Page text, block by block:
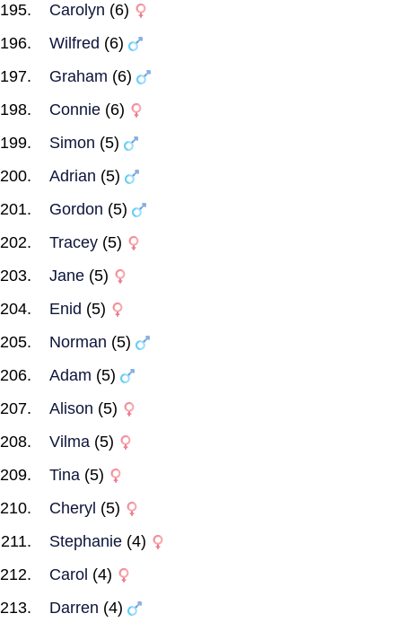
Carolyn (6)
Wilfred (6)
Graham (6)
Connie (6)
Simon (5)
Adrian (5)
Gordon (5)
Tracey (5)
Jane (5)
Enid (5)
Norman (5)
Adam (5)
Alison (5)
Vilma (5)
Tina (5)
Cheryl (5)
Stephanie (4)
Carol (4)
Darren (4)